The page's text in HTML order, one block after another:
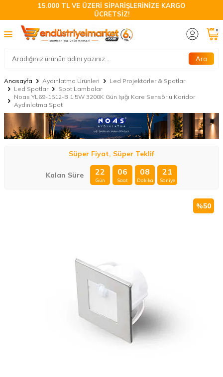
15.000 TL VE ÜZERİ SİPARİŞLERİNİZE KARGO
ÜCRETSİZ!
Ara
0
Anasayfa Aydınlatma Ürünleri
Led Projektörler & Spotlar
Led Spotlar
Spot Lambalar
Noas YL69-1512-B 1.5W 3200K Gün Işığı Kare Sensörlü Koridor
Aydınlatma Spot
Süper Fiyat, Süper Teklif
Kalan Süre 22
Gün
06
Saat
08
Dakika
21
Saniye
%50